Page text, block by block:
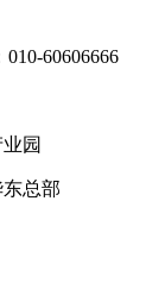
60606666
园
总部